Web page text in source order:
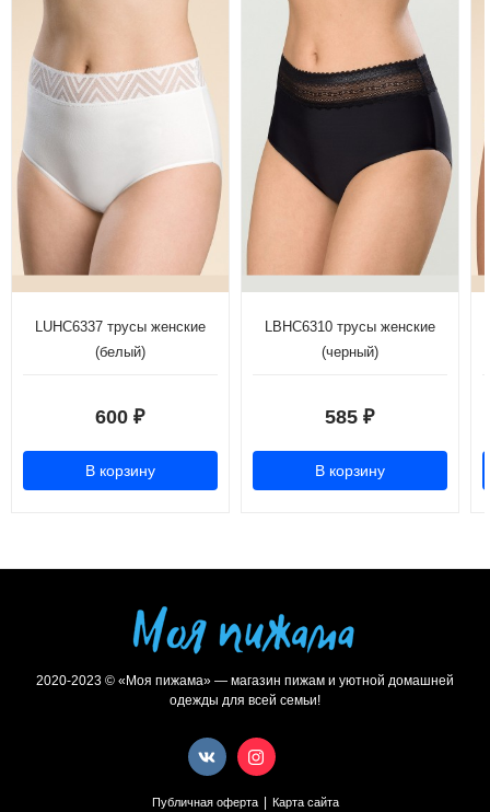
LUHC6337 трусы женские
(белый)
600 ₽
В корзину
LBHC6310 трусы женские
(черный)
585 ₽
В корзину
2020-2023 © «Моя пижама» — магазин пижам и уютной домашней
одежды для всей семьи!
Публичная оферта | Карта сайта